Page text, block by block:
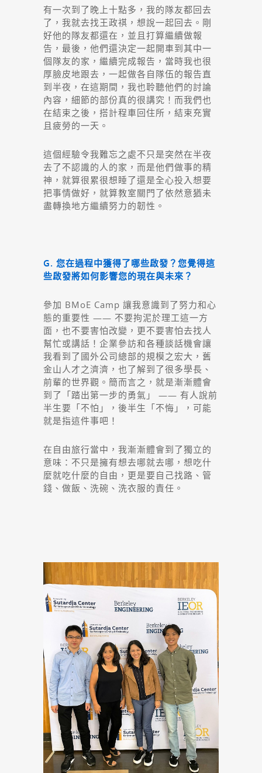
有一次到了晚上十點多，我的隊友都回去
了，我就去找王政祺，想說一起回去。剛
好他的隊友都還在，並且打算繼續做報
告，最後，他們還決定一起開車到其中一
個隊友的家，繼續完成報告，當時我也很
厚臉皮地跟去，一起做各自隊伍的報告直
到半夜，在這期間，我也聆聽他們的討論
內容，細節的部份真的很講究！而我們也
在結束之後，搭計程車回住所，結束充實
且疲勞的一天。
這個經驗令我難忘之處不只是突然在半夜
去了不認識的人的家，而是他們做事的精
神，就算很累很想睡了還是全心投入想要
把事情做好，就算教室關門了依然意猶未
盡轉換地方繼續努力的韌性。
G. 您在過程中獲得了哪些啟發？您覺得這
些啟發將如何影響您的現在與未來？
參加 BMoE Camp 讓我意識到了努力和心
態的重要性 —— 不要拘泥於理工這一方
面，也不要害怕改變，更不要害怕去找人
幫忙或講話！企業參訪和各種談話機會讓
我看到了國外公司總部的規模之宏大，舊
金山人才之濟濟，也了解到了很多學長、
前輩的世界觀。簡而言之，就是漸漸體會
到了「踏出第一步的勇氣」 —— 有人說前
半生要「不怕」，後半生「不悔」，可能
就是指這件事吧！
在自由旅行當中，我漸漸體會到了獨立的
意味：不只是擁有想去哪就去哪，想吃什
麼就吃什麼的自由，更是要自己找路、管
錢、做飯、洗碗、洗衣服的責任。